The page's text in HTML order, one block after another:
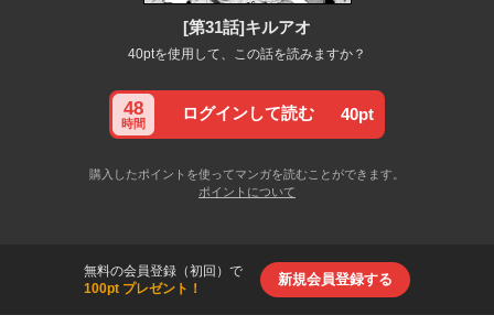
[第31話]キルアオ
40ptを使用して、この話を読みますか？
48
時間
ログインして読む 40pt
購入したポイントを使ってマンガを読むことができます。
ポイントについて
無料の会員登録（初回）で
100pt プレゼント！
新規会員登録する